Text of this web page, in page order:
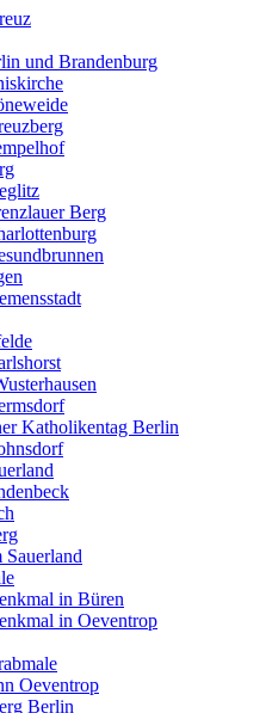
und Brandenburg
Berg
Katholikentag Berlin
in Büren
in Oeventrop
Oeventrop
Berlin